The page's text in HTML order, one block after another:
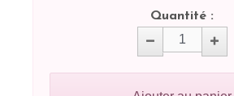
Quantité :